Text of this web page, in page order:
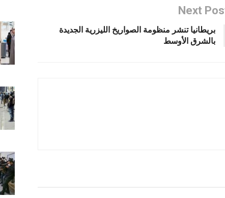
Next
بريطانيا تنشر منظومة الصواريخ الليزرية الجديدة
بالشرق الأوسط